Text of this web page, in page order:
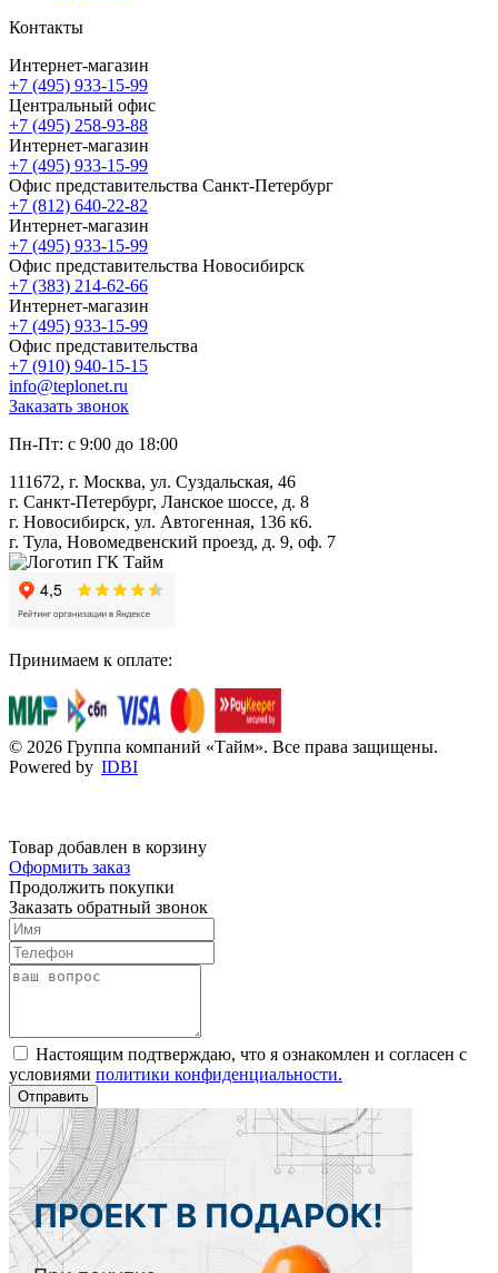
Контакты
Интернет-магазин
+7 (495) 933-15-99
Центральный офис
+7 (495) 258-93-88
Интернет-магазин
+7 (495) 933-15-99
Офис представительства Санкт-Петербург
+7 (812) 640-22-82
Интернет-магазин
+7 (495) 933-15-99
Офис представительства Новосибирск
+7 (383) 214-62-66
Интернет-магазин
+7 (495) 933-15-99
Офис представительства
+7 (910) 940-15-15
info@teplonet.ru
Заказать звонок
Пн-Пт: с 9:00 до 18:00
111672, г. Москва, ул. Суздальская, 46
г. Санкт-Петербург, Ланское шоссе, д. 8
г. Новосибирск, ул. Автогенная, 136 к6.
г. Тула, Новомедвенский проезд, д. 9, оф. 7
Принимаем к оплате:
© 2026 Группа компаний «Тайм». Все права защищены.
Powered by IDBI
Товар добавлен в корзину
Оформить заказ
Продолжить покупки
Заказать обратный звонок
Настоящим подтверждаю, что я ознакомлен и согласен с
условиями политики конфиденциальности.
Отправить